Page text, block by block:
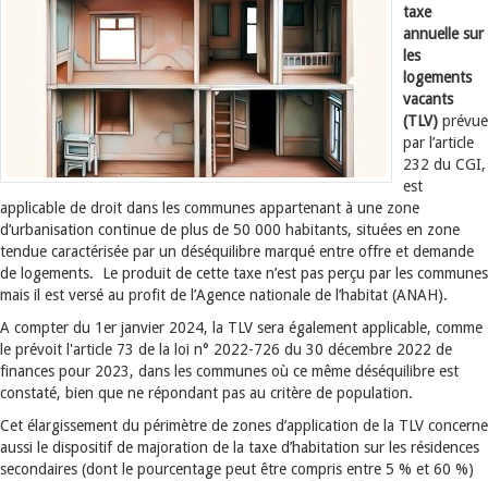
taxe
annuelle sur
les
logements
vacants
(TLV) prévue
par l’article
232 du CGI,
est
applicable de droit dans les communes appartenant à une zone
d’urbanisation continue de plus de 50 000 habitants, situées en zone
tendue caractérisée par un déséquilibre marqué entre offre et demande
de logements. Le produit de cette taxe n’est pas perçu par les communes
mais il est versé au profit de l’Agence nationale de l’habitat (ANAH).
A compter du 1er janvier 2024, la TLV sera également applicable, comme
le prévoit l'article 73 de la loi n° 2022-726 du 30 décembre 2022 de
finances pour 2023, dans les communes où ce même déséquilibre est
constaté, bien que ne répondant pas au critère de population.
Cet élargissement du périmètre de zones d’application de la TLV concerne
aussi le dispositif de majoration de la taxe d’habitation sur les résidences
secondaires (dont le pourcentage peut être compris entre 5 % et 60 %)